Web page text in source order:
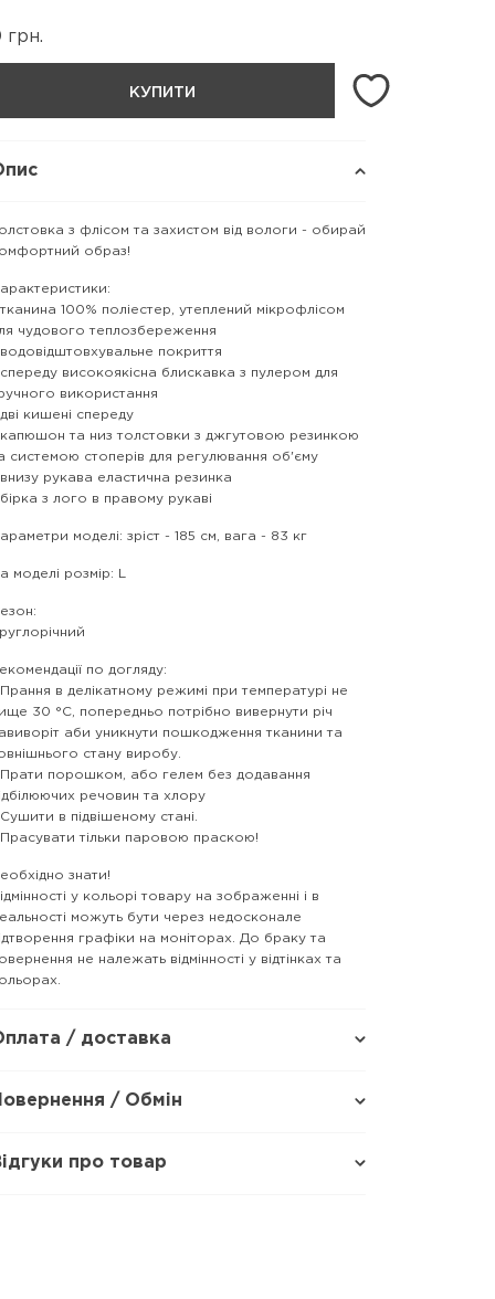
грн.
КУПИТИ
з флісом та захистом від вологи - обирай
образ!
100% поліестер, утеплений мікрофлісом
чудового теплозбереження
покриття
високоякісна блискавка з пулером для
використання
кишені спереду
та низ толстовки з джгутовою резинкою
системою стоперів для регулювання об'єму
рукава еластична резинка
з лого в правому рукаві
моделі: зріст - 185 см, вага - 83 кг
моделі розмір: L
по догляду:
в делікатному режимі при температурі не
30 °C, попередньо потрібно вивернути річ
аби уникнути пошкодження тканини та
стану виробу.
порошком, або гелем без додавання
речовин та хлору
в підвішеному стані.
тільки паровою праскою!
знати!
у кольорі товару на зображенні і в
можуть бути через недосконале
графіки на моніторах. До браку та
не належать відмінності у відтінках та
/ доставка
/ Обмін
про товар